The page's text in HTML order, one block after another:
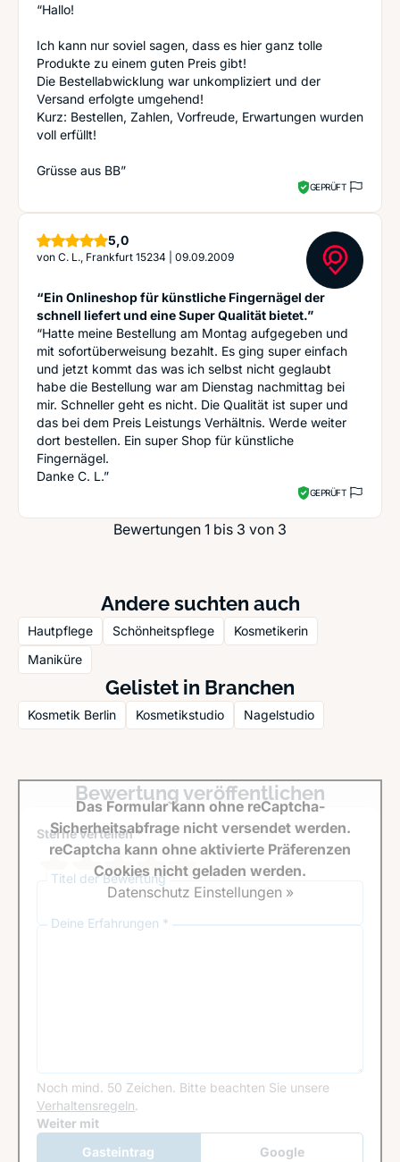
“Hallo!
Ich kann nur soviel sagen, dass es hier ganz tolle
Produkte zu einem guten Preis gibt!
Die Bestellabwicklung war unkompliziert und der
Versand erfolgte umgehend!
Kurz: Bestellen, Zahlen, Vorfreude, Erwartungen wurden
voll erfüllt!
Grüsse aus BB”
GEPRÜFT
5,0Sterne
von C. L., Frankfurt 15234 09.09.2009
“Ein Onlineshop für künstliche Fingernägel der
schnell liefert und eine Super Qualität bietet.”
“Hatte meine Bestellung am Montag aufgegeben und
mit sofortüberweisung bezahlt. Es ging super einfach
und jetzt kommt das was ich selbst nicht geglaubt
habe die Bestellung war am Dienstag nachmittag bei
mir. Schneller geht es nicht. Die Qualität ist super und
das bei dem Preis Leistungs Verhältnis. Werde weiter
dort bestellen. Ein super Shop für künstliche
Fingernägel.
Danke C. L.”
GEPRÜFT
Bewertungen 1 bis 3 von 3
Andere suchten auch
Hautpflege Schönheitspflege
Kosmetikerin
Maniküre
Gelistet in Branchen
Kosmetik Berlin Kosmetikstudio Nagelstudio
Bewertung veröffentlichen
Sterne verteilen *
Titel der Bewertung
Deine Erfahrungen *
Noch mind. 50 Zeichen. Bitte beachten Sie unsere
Verhaltensregeln.
Google Recaptcha
Weiter mit
Gasteintrag
Google
Das Formular kann ohne reCaptcha-
Sicherheitsabfrage nicht versendet werden.
reCaptcha kann ohne aktivierte Präferenzen
Cookies nicht geladen werden.
Datenschutz Einstellungen »